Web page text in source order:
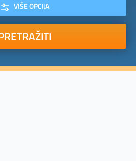
VIŠE OPCIJA